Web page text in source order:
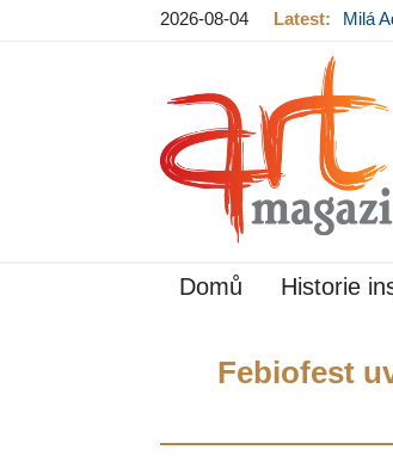
2026-08-04 Latest:
Milá
Domů Historie
Febiofest